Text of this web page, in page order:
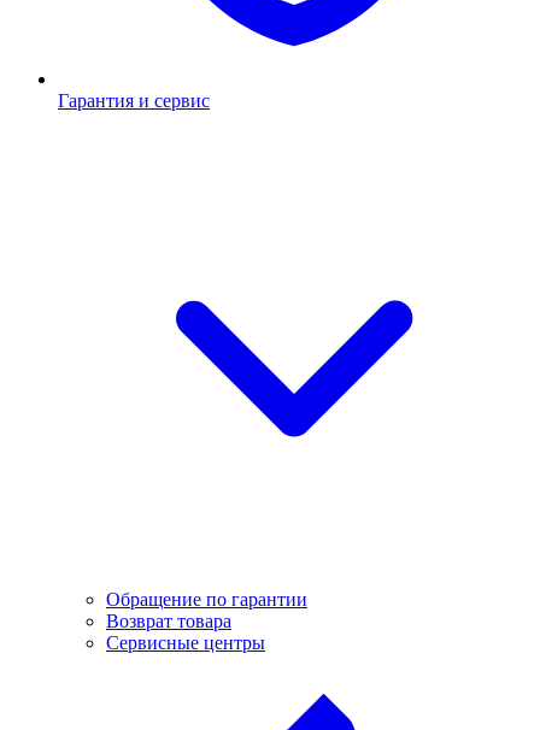
Гарантия и сервис
Обращение по гарантии
Возврат товара
Сервисные центры